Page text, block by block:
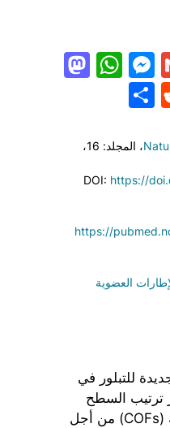
Gmail
Reddit
Share
، المجلد: 16
،
DOI: https://
https://
العضوية
للتبلور في
ترتيب السطح
للأطر العضوية التساهمية (COFs) من أجل